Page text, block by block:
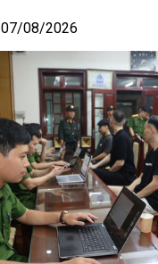
07/08/2026